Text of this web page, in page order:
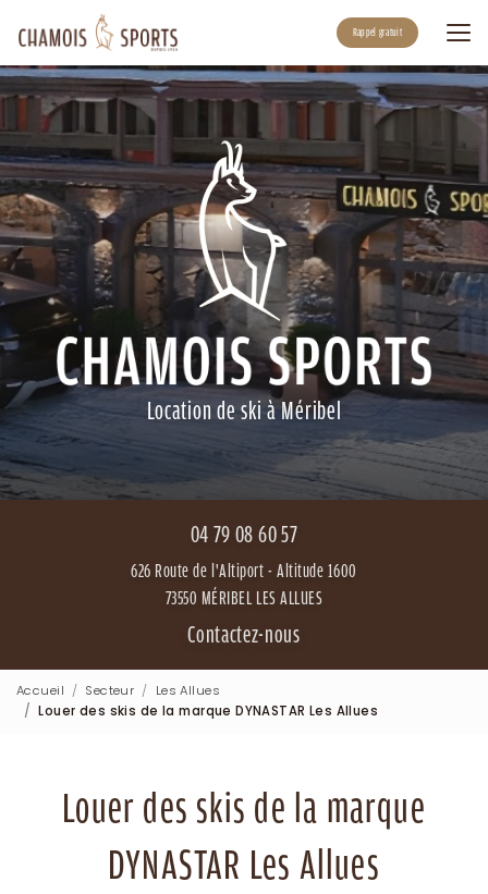
au
contenu
principal
Rappel gratuit
Location de ski à Méribel
04 79 08 60 57
626 Route de l'Altiport - Altitude 1600
73550 MÉRIBEL LES ALLUES
Contactez-nous
Accueil Secteur
Les Allues
Louer des skis de la marque DYNASTAR Les Allues
Louer des skis de la marque
DYNASTAR Les Allues